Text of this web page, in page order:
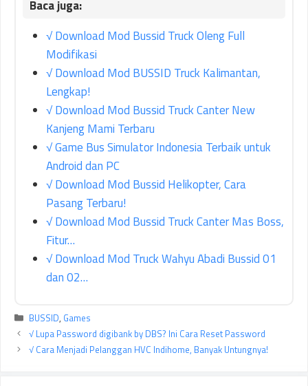
√ Download Mod Bussid Truck Oleng Full
Modifikasi
√ Download Mod BUSSID Truck Kalimantan,
Lengkap!
√ Download Mod Bussid Truck Canter New
Kanjeng Mami Terbaru
√ Game Bus Simulator Indonesia Terbaik untuk
Android dan PC
√ Download Mod Bussid Helikopter, Cara
Pasang Terbaru!
√ Download Mod Bussid Truck Canter Mas Boss,
Fitur…
√ Download Mod Truck Wahyu Abadi Bussid 01
dan 02…
Kategori
BUSSID, Games
√ Lupa Password digibank by DBS? Ini Cara Reset Password
√ Cara Menjadi Pelanggan HVC Indihome, Banyak Untungnya!